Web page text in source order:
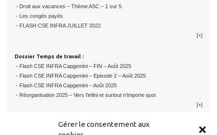
Gérer le consentement aux
- Droit aux vacances – Thème ASC – 1 sur 5
- Les congés payés
- FLASH CSE INFRA JUILLET 2022
[+]
Dossier Temps de travail :
- Flash CSE INFRA Capgemini – FIN – Août 2025
- Flash CSE INFRA Capgemini – Episode 2 – Août 2025
- Flash CSE INFRA Capgemini – Août 2025
- Réorganisation 2025 – Vers l’infini et surtout n’importe quoi
[+]